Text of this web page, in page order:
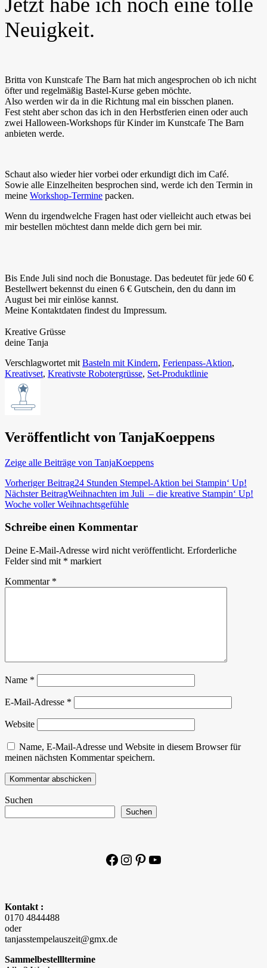
Neuigkeit.
Britta von Kunstcafe The Barn hat mich angesprochen ob ich nicht
öfter und regelmäßig Bastel-Kurse geben möchte.
Also werden wir da in die Richtung mal ein bisschen planen.
Fest steht aber schon das ich in den Herbstferien einen oder auch
zwei Halloween-Workshops für Kinder im Kunstcafe The Barn
anbieten werde.
Schaut also wieder hier vorbei oder erkundigt dich im Café.
Sowie alle Einzelheiten besprochen sind, werde ich den Termin in
meine Workshop-Termine packen.
Wenn du irgendwelche Fragen hast oder vielleicht auch etwas bei
mir bestellen möchtest dann melde dich gern bei mir.
Bis Ende Juli sind noch die Bonustage. Das bedeutet für jede 60 €
Bestellwert bekennst du einen 6 € Gutschein, den du dann im
August bei mir einlöse kannst.
Meine Kontaktdaten findest du Impressum.
Kreative Grüsse
deine Tanja
Verschlagwortet mit Basteln mit Kindern, Ferienpass-Aktion,
Kreativset, Kreativste Robotergrüsse, Set-Produktlinie
Veröffentlicht von TanjaKoeppens
Zeige alle Beiträge von TanjaKoeppens
Beitragsnavigation
Vorheriger Beitrag24 Stunden Stempel-Aktion bei Stampin‘ Up!
Nächster BeitragWeihnachten im Juli – die kreative Stampin‘ Up!
Woche voller Weihnachtsgefühle
Schreibe einen Kommentar
Deine E-Mail-Adresse wird nicht veröffentlicht. Erforderliche
Felder sind mit * markiert
Kommentar *
Name *
E-Mail-Adresse *
Website
Name, E-Mail-Adresse und Website in diesem Browser für
meinen nächsten Kommentar speichern.
Suchen
Suchen
Facebook
Instagram
Pinterest
YouTube
Kontakt :
0170 4844488
oder
tanjasstempelauszeit@gmx.de
Sammelbestellltermine